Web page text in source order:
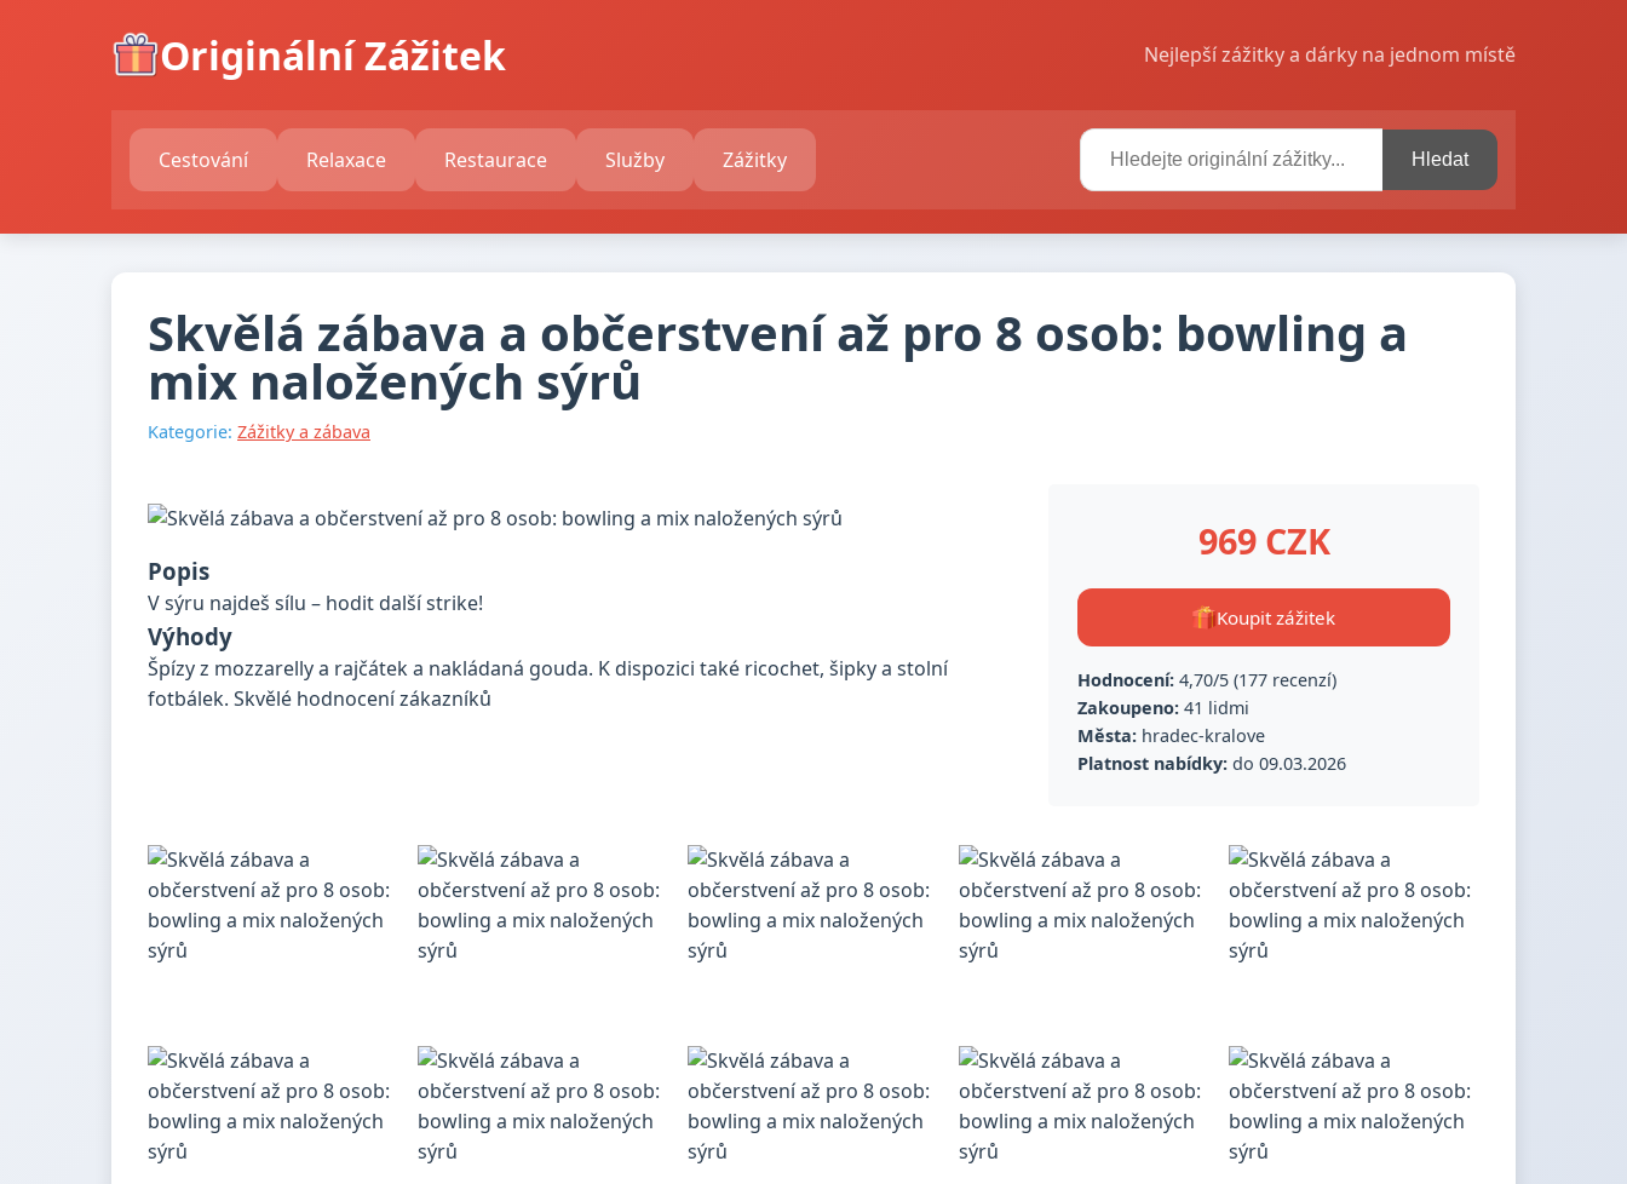
Originální Zážitek Nejlepší zážitky a dárky na jednom místě
Cestování Relaxace Restaurace Služby Zážitky Hledat
Skvělá zábava a občerstvení až pro 8 osob: bowling a
mix naložených sýrů
Kategorie: Zážitky a zábava
Popis
V sýru najdeš sílu – hodit další strike!
Výhody
Špízy z mozzarelly a rajčátek a nakládaná gouda. K dispozici také ricochet, šipky a stolní
fotbálek. Skvělé hodnocení zákazníků
969 CZK
Koupit zážitek
Hodnocení: 4,70/5 (177 recenzí)
Zakoupeno: 41 lidmi
Města: hradec-kralove
Platnost nabídky: do 09.03.2026